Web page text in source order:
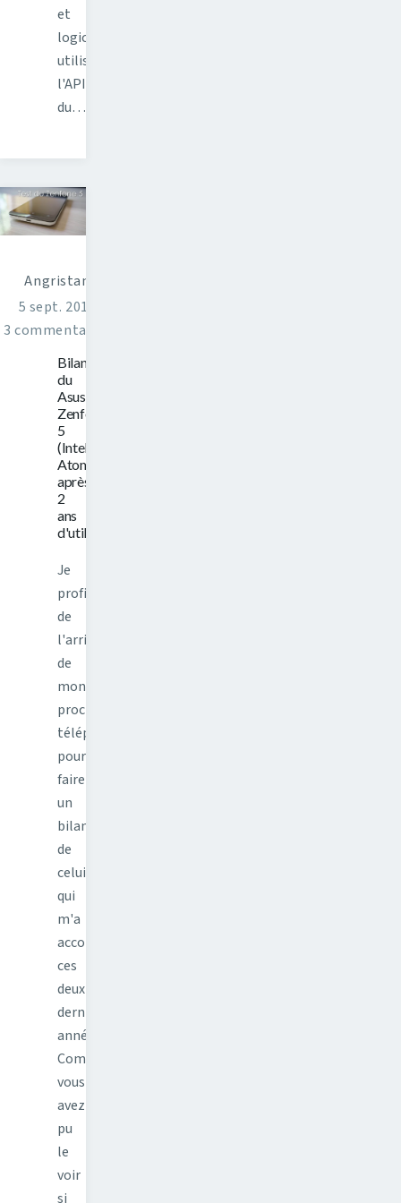
et
logiciels
utilisant
l'API
du…
Angristan
5 sept. 2016
3 commentaires
Bilan
du
Asus
Zenfone
5
(Intel
Atom)
après
2
ans
d'utilisation
Je
profite
de
l'arrivée
de
mon
prochain
téléphone
pour
faire
un
bilan
de
celui
qui
m'a
accompagné
ces
deux
dernières
années.
Comme
vous
avez
pu
le
voir
si